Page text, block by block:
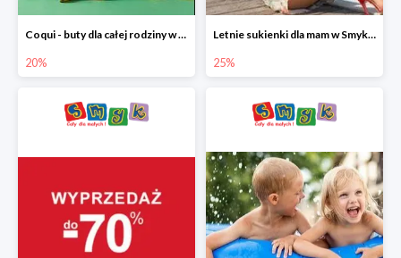
Coqui - buty dla całej rodziny w Smyku do -20%
20%
Letnie sukienki dla mam w Smyku do -25%
25%